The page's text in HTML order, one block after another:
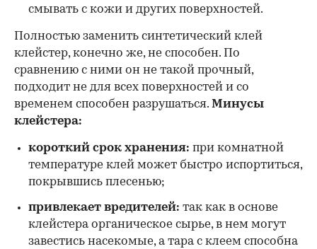
смывать с кожи и других поверхностей.
Полностью заменить синтетический клей
клейстер, конечно же, не способен. По
сравнению с ними он не такой прочный,
подходит не для всех поверхностей и со
временем способен разрушаться. Минусы
клейстера:
короткий срок хранения: при комнатной
температуре клей может быстро испортиться,
покрывшись плесенью;
привлекает вредителей: так как в основе
клейстера органическое сырье, в нем могут
завестись насекомые, а тара с клеем способна